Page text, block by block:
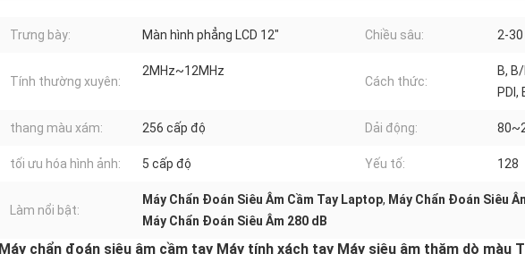
Trưng bày: Màn hình phẳng LCD 12" Chiều sâu: 2-
Tính thường xuyên:
2MHz~12MHz
Cách thức:
B,
PDI,
thang màu xám: 256 cấp độ Dải động:
tối ưu hóa hình ảnh: 5 cấp độ Yếu tố: 128
Làm nổi bật:
Máy Chẩn Đoán Siêu Âm Cầm Tay Laptop, Máy Chẩn Đoán Siêu
Máy Chẩn Đoán Siêu Âm 280 dB
Máy chẩn đoán siêu âm cầm tay Máy tính xách tay Máy siêu âm thăm dò màu